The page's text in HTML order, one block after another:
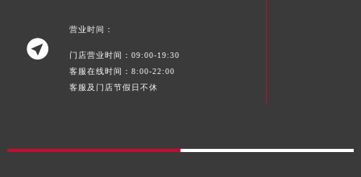

营业时间：
门店营业时间：09:00-19:30
客服在线时间：8:00-22:00
客服及门店节假日不休